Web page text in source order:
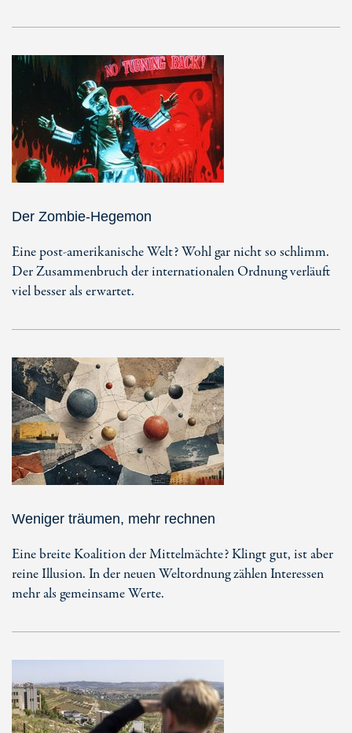
Der Zombie-Hegemon
Eine post-amerikanische Welt? Wohl gar nicht so schlimm.
Der Zusammenbruch der internationalen Ordnung verläuft
viel besser als erwartet.
Weniger träumen, mehr rechnen
Eine breite Koalition der Mittelmächte? Klingt gut, ist aber
reine Illusion. In der neuen Weltordnung zählen Interessen
mehr als gemeinsame Werte.